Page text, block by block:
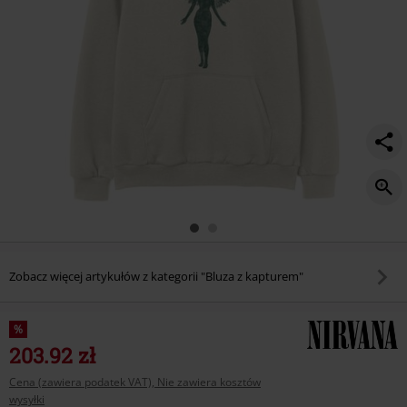
Zobacz więcej artykułów z kategorii "Bluza z kapturem"
%
203.92 zł
Cena (zawiera podatek VAT), Nie zawiera kosztów
wysyłki